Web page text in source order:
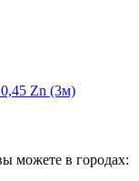
Zn (3м)
можете в городах: